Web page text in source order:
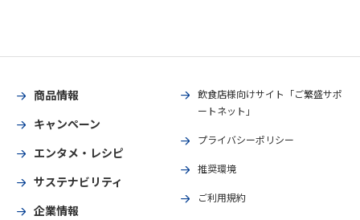
商品情報
キャンペーン
エンタメ・レシピ
サステナビリティ
企業情報
飲食店様向けサイト「ご繁盛サポ
ートネット」
プライバシーポリシー
推奨環境
ご利用規約